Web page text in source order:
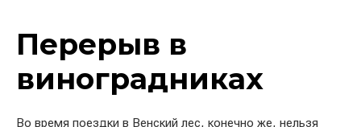
Перерыв в
виноградниках
Во время поездки в Венский лес, конечно же, нельзя